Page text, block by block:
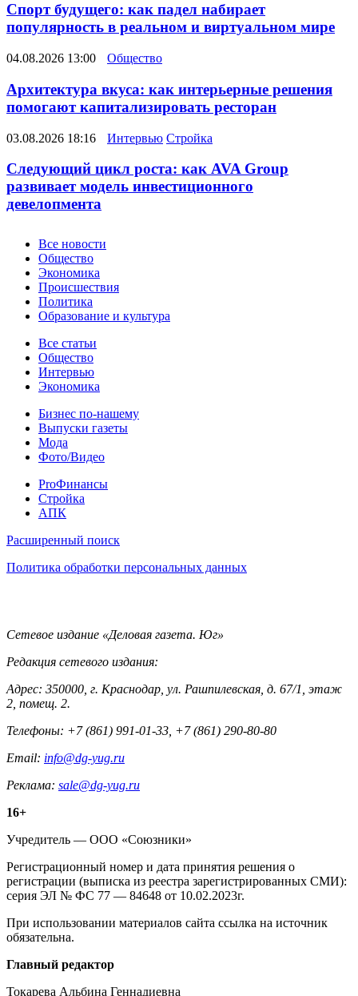
Спорт будущего: как падел набирает
популярность в реальном и виртуальном мире
04.08.2026 13:00 Общество
Архитектура вкуса: как интерьерные решения
помогают капитализировать ресторан
03.08.2026 18:16 Интервью Стройка
Следующий цикл роста: как AVA Group
развивает модель инвестиционного
девелопмента
Новости
Все новости
Общество
Экономика
Происшествия
Политика
Образование и культура
Статьи
Все статьи
Общество
Интервью
Экономика
Разное
Бизнес по-нашему
Выпуски газеты
Мода
Фото/Видео
Pro
ProФинансы
Стройка
АПК
Информация
Расширенный поиск
Политика обработки персональных данных
Контакты
Сетевое издание «Деловая газета. Юг»
Редакция сетевого издания:
Адрес: 350000, г. Краснодар, ул. Рашпилевская, д. 67/1, этаж
2, помещ. 2.
Телефоны: +7 (861) 991-01-33, +7 (861) 290-80-80
Email: info@dg-yug.ru
Реклама: sale@dg-yug.ru
Информация
о
издании
16+
Учредитель — ООО «Союзники»
Регистрационный номер и дата принятия решения о
регистрации (выписка из реестра зарегистрированных СМИ):
серия ЭЛ № ФС 77 — 84648 от 10.02.2023г.
При использовании материалов сайта ссылка на источник
обязательна.
Редакция
Главный редактор
Токарева Альбина Геннадиевна